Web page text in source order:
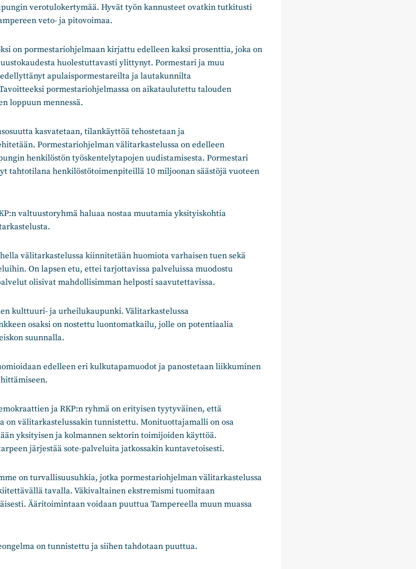
verotulokertymää. Hyvät työn kannusteet ovatkin tutkitusti
veto- ja pitovoimaa.
on pormestariohjelmaan kirjattu edelleen kaksi prosenttia, joka on
huolestuttavasti ylittynyt. Pormestari ja muu
apulaispormestareilta ja lautakunnilta
pormestariohjelmassa on aikataulutettu talouden
loppuun mennessä.
kasvatetaan, tilankäyttöä tehostetaan ja
Pormestariohjelman välitarkastelussa on edelleen
henkilöstön työskentelytapojen uudistamisesta. Pormestari
tahtotilana henkilöstötoimenpiteillä 10 miljoonan säästöjä vuoteen
valtuustoryhmä haluaa nostaa muutamia yksityiskohtia
välitarkastelussa kiinnitetään huomiota varhaisen tuen sekä
On lapsen etu, ettei tarjottavissa palveluissa muodostu
olisivat mahdollisimman helposti saavutettavissa.
kulttuuri- ja urheilukaupunki. Välitarkastelussa
osaksi on nostettu luontomatkailu, jolle on potentiaalia
suunnalla.
edelleen eri kulkutapamuodot ja panostetaan liikkuminen
ja RKP:n ryhmä on erityisen tyytyväinen, että
on välitarkastelussakin tunnistettu. Monituottajamalli on osa
yksityisen ja kolmannen sektorin toimijoiden käyttöä.
järjestää sote-palveluita jatkossakin kuntavetoisesti.
on turvallisuusuhkia, jotka pormestariohjelman välitarkastelussa
tavalla. Väkivaltainen ekstremismi tuomitaan
Ääritoimintaan voidaan puuttua Tampereella muun muassa
on tunnistettu ja siihen tahdotaan puuttua.